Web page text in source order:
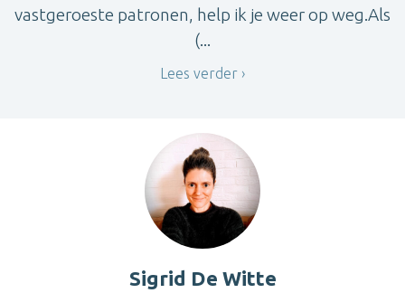
vastgeroeste patronen, help ik je weer op weg.Als
(...
Lees verder
Sigrid De Witte